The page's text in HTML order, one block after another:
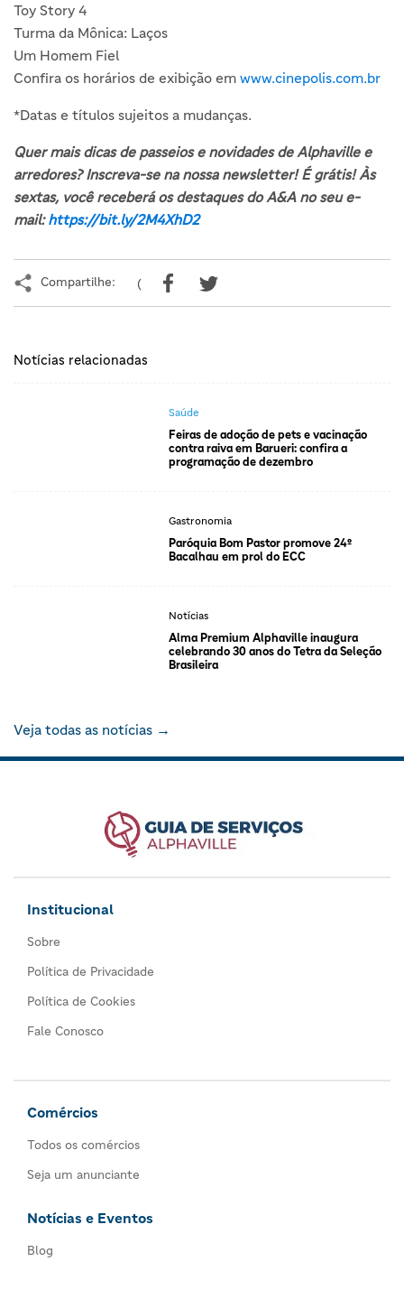
Toy Story 4
Turma da Mônica: Laços
Um Homem Fiel
Confira os horários de exibição em www.cinepolis.com.br
*Datas e títulos sujeitos a mudanças.
Quer mais dicas de passeios e novidades de Alphaville e
arredores? Inscreva-se na nossa newsletter! É grátis! Às
sextas, você receberá os destaques do A&A no seu e-
mail:https://bit.ly/2M4XhD2
Compartilhe: (
Notícias relacionadas
Saúde
Feiras de adoção de pets e vacinação
contra raiva em Barueri: confira a
programação de dezembro
Gastronomia
Paróquia Bom Pastor promove 24º
Bacalhau em prol do ECC
Notícias
Alma Premium Alphaville inaugura
celebrando 30 anos do Tetra da Seleção
Brasileira
Veja todas as notícias →
Institucional
Sobre
Política de Privacidade
Política de Cookies
Fale Conosco
Comércios
Todos os comércios
Seja um anunciante
Notícias e Eventos
Blog